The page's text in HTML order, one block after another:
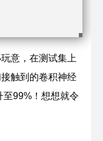
(x, (784, 1))
, te_d[ 1]
validation_data
) :
意，在测试集上
触到的卷积神经
99%！想想就令